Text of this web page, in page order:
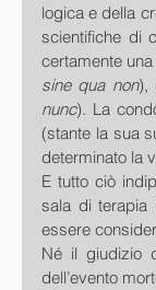
logica e della
scientifiche di
certamente
sine qua non),
nunc). La
(stante la sua
determinato la
E tutto ciò
sala di terapia
essere
Né il giudizio
dell’evento